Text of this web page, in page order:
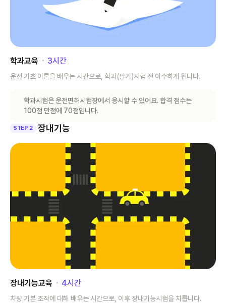
학과교육 ･ 3시간
운전 기초 이론을 배우는 시간으로, 학과(필기)시험 전 이수하게 됩니다.
학과시험은 운전면허시험장에서 응시할 수 있어요. 합격 점수는
100점 만점에 70점입니다.
STEP 2 장내기능
장내기능교육 ･ 4시간
차량 기본 조작에 대해 배우는 시간으로, 이후 장내기능시험을 치릅니다.